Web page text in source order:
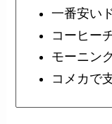
一番安い
コーヒー
モーニン
コメカで